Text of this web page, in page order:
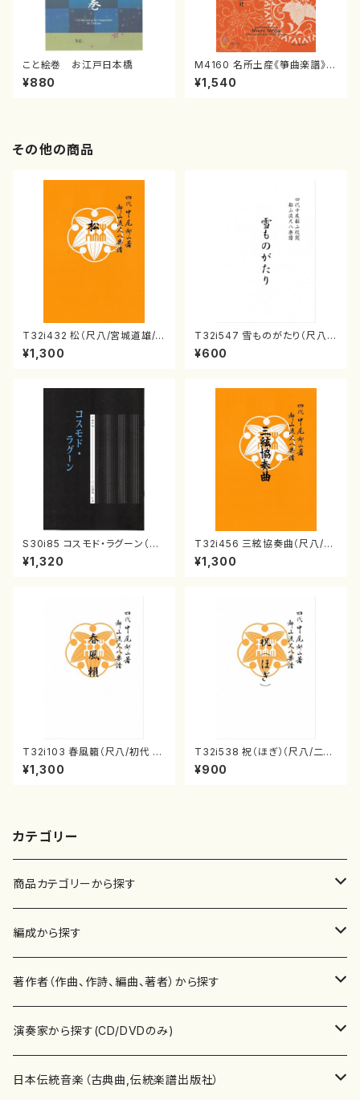
こと絵巻 お江戸日本橋
¥880
M4160 名所土産《箏曲楽譜》
（箏/宮城喜代子・宮城数江著・
宮城宗家監修/箏曲古典楽譜）
¥1,540
その他の商品
T32i432 松（尺八/宮城道雄/
楽譜）都山流公刊楽譜曲番:213
8
¥1,300
T32i547 雪ものがたり（尺八/
沢井忠夫/楽譜）都山流公刊楽譜
曲番:2256
¥600
S30i85 コスモド・ラグーン（箏
2，17，三，尺/沢井比河流/楽譜）
¥1,320
T32i456 三絃協奏曲（尺八/中
能島欣一/楽譜）都山流公刊楽譜
曲番:2164
¥1,300
T32i103 春風籟（尺八/初代 石
垣征山/尺八/都山式譜）都山流
公刊楽譜曲番:552
¥1,300
T32i538 祝（ほぎ）（尺八/二代
池田静山/楽譜）都山流公刊楽譜
曲番:2247
¥900
カテゴリー
商品カテゴリーから探す
楽譜
書籍
書籍
テキストブック
CD・DVD
チケット
編成から探す
邦楽器
箏・琴（ソロ）
箏・琴（合奏）
合唱
混声合唱
歌・声
著作者（作曲、作詩、編曲、著者）から探す
あ行
青木省三(アオキ ショウゾウ)
か行
演奏家から探す(CD/DVDのみ)
邦楽（箏、三味線、尺八等）演奏家
日本伝統音楽（古典曲,伝統楽譜出版社）